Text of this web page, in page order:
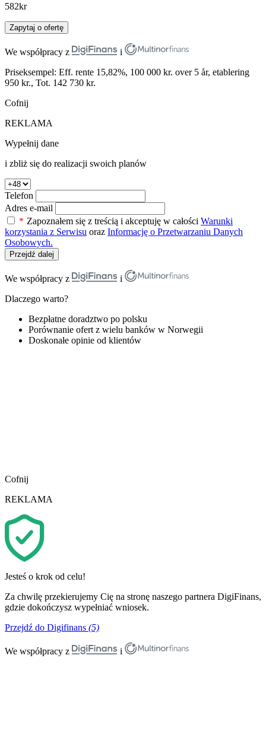
582kr
Zapytaj o ofertę
We współpracy z
i
Priseksempel: Eff. rente 15,82%, 100 000 kr. over 5 år, etablering
950 kr., Tot. 142 730 kr.
Cofnij
REKLAMA
Wypełnij dane
i zbliż się do realizacji swoich planów
Telefon
Adres e-mail
* Zapoznałem się z treścią i akceptuję w całości Warunki
korzystania z Serwisu oraz Informację o Przetwarzaniu Danych
Osobowych.
Przejdź dalej
We współpracy z
i
Dlaczego warto?
Bezpłatne doradztwo po polsku
Porównanie ofert z wielu banków w Norwegii
Doskonałe opinie od klientów
Cofnij
REKLAMA
Jesteś o krok od celu!
Za chwilę przekierujemy Cię na stronę naszego partnera DigiFinans,
gdzie dokończysz wypełniać wniosek.
Przejdź do Digifinans (5)
We współpracy z i